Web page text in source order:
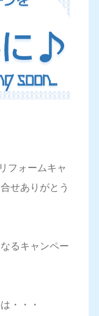
フォームキャ
せありがとう
るキャンペー
・・・